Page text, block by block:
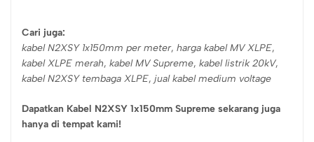
Cari juga:
kabel N2XSY 1x150mm per meter, harga kabel MV XLPE,
kabel XLPE merah, kabel MV Supreme, kabel listrik 20kV,
kabel N2XSY tembaga XLPE, jual kabel medium voltage
Dapatkan Kabel N2XSY 1x150mm Supreme sekarang juga
hanya di tempat kami!